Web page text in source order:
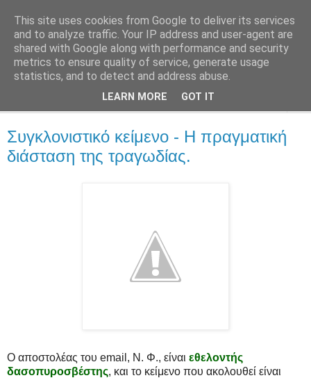
::Alma Libre
Τεχνολογία, επιχειρηματικότητα, διαδίκτυο.
Συγκλονιστικό κείμενο - Η πραγματική
διάσταση της τραγωδίας.
Ο αποστολέας του email, Ν. Φ., είναι εθελοντής
δασοπυροσβέστης, και το κείμενο που ακολουθεί είναι
This site uses cookies from Google to deliver its services
and to analyze traffic. Your IP address and user-agent are
shared with Google along with performance and security
metrics to ensure quality of service, generate usage
statistics, and to detect and address abuse.
LEARN MORE GOT IT